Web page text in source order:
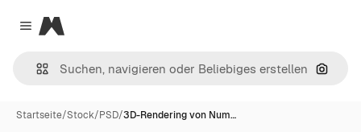
Close menu
Magnific
Nach
Startseite/Stock/PSD/3D-Rendering von Num…